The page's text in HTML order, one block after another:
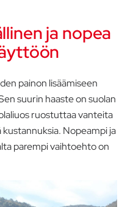
ja nopea
painon lisäämiseen
suurin haaste on suolan
ruostuttaa vanteita
Nopeampi ja
parempi vaihtoehto on